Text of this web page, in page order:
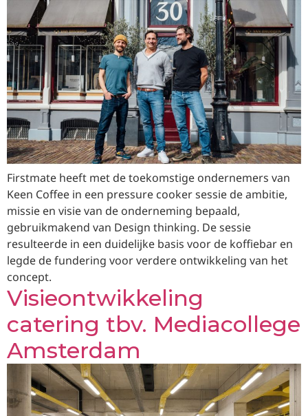
Firstmate heeft met de toekomstige ondernemers van
Keen Coffee in een pressure cooker sessie de ambitie,
missie en visie van de onderneming bepaald,
gebruikmakend van Design thinking. De sessie
resulteerde in een duidelijke basis voor de koffiebar en
legde de fundering voor verdere ontwikkeling van het
concept.
Visieontwikkeling
catering tbv. Mediacollege
Amsterdam